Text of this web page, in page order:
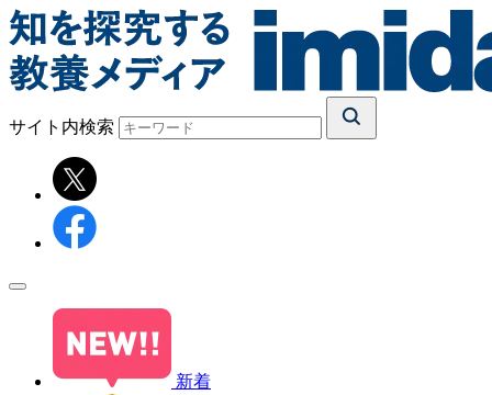
サイト内検索
新着